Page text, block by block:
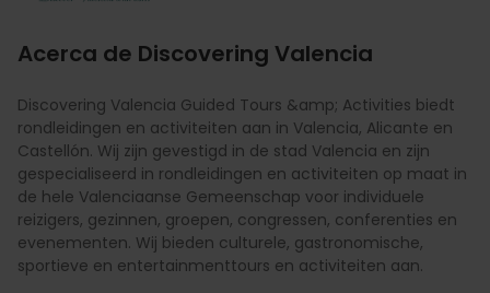
Acerca de Discovering Valencia
Discovering Valencia Guided Tours &amp; Activities biedt
rondleidingen en activiteiten aan in Valencia, Alicante en
Castellón. Wij zijn gevestigd in de stad Valencia en zijn
gespecialiseerd in rondleidingen en activiteiten op maat in
de hele Valenciaanse Gemeenschap voor individuele
reizigers, gezinnen, groepen, congressen, conferenties en
evenementen. Wij bieden culturele, gastronomische,
sportieve en entertainmenttours en activiteiten aan.